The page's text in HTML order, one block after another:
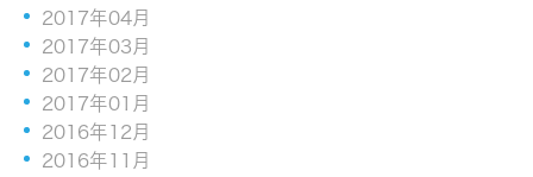
2017年04月
2017年03月
2017年02月
2017年01月
2016年12月
2016年11月